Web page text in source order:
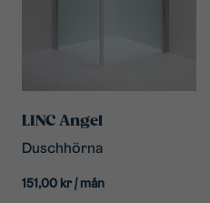
LINC Angel
Duschhörna
151,00 kr/ mån